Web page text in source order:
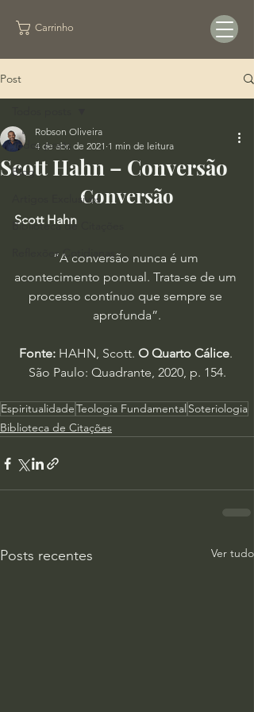
Carrinho
Post
Todos posts
Blog
Artigos Exclusivos
Biblioteca de Citações
Reflexões Cotidianas
Scott Hahn – Conversão
Robson Oliveira
4 de abr. de 2021 1 min de leitura
Conversão
Scott Hahn
“A conversão nunca é um
acontecimento pontual. Trata-se de um
processo contínuo que sempre se
aprofunda”.
Fonte: HAHN, Scott. O Quarto Cálice.
São Paulo: Quadrante, 2020, p. 154.
EspiritualidadeTeologia Fundamental Soteriologia
Biblioteca de Citações
Posts recentes Ver tudo